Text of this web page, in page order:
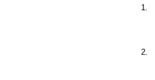
1.
2.